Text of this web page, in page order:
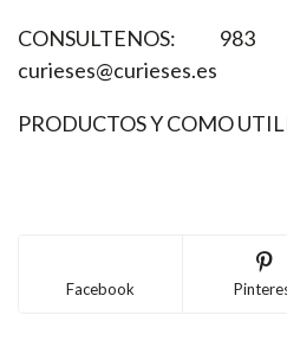
curieses@curieses.es
PRODUCTOS Y COMO
Facebook